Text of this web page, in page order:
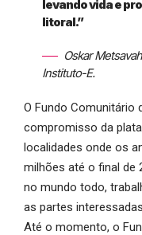
levando vida e
litoral.”
Oskar
Instituto-E.
O Fundo Comunitário
compromisso da
localidades onde os
milhões até o final de
no mundo todo,
as partes
Até o momento, o